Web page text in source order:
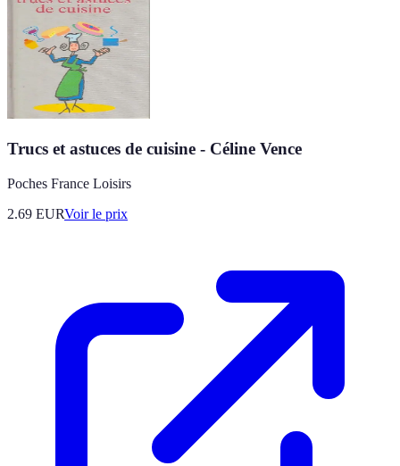
Trucs et astuces de cuisine - Céline Vence
Poches France Loisirs
2.69 EURVoir le prix